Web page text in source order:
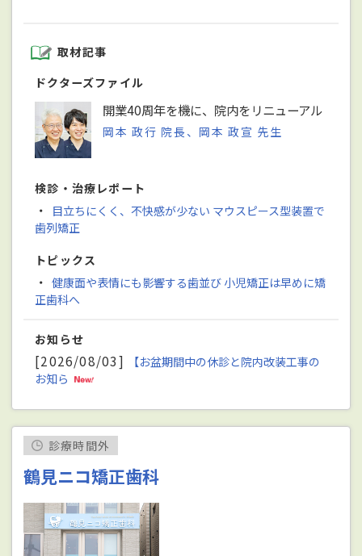
取材記事
ドクターズファイル
開業40周年を機に、院内をリニューアル
岡本 政行 院長、岡本 政宣 先生
検診・治療レポート
・
目立ちにくく、不快感が少ない マウスピース型装置で
歯列矯正
トピックス
・ 健康面や表情にも影響する歯並び 小児矯正は早めに矯
正歯科へ
お知らせ
[2026/08/03]
【お盆期間中の休診と院内改装工事の
お知ら
診療時間外
鶴見ニコ矯正歯科